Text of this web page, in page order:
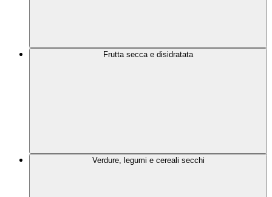
Frutta secca e disidratata
Verdure, legumi e cereali secchi